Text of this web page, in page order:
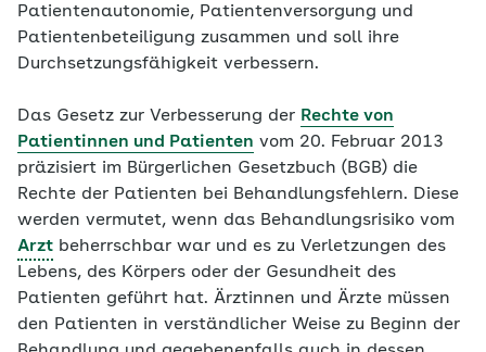
Patientenautonomie, Patientenversorgung und
Patientenbeteiligung zusammen und soll ihre
Durchsetzungsfähigkeit verbessern.
Das Gesetz zur Verbesserung der Rechte von
Patientinnen und Patienten vom 20. Februar 2013
präzisiert im Bürgerlichen Gesetzbuch (BGB) die
Rechte der Patienten bei Behandlungsfehlern. Diese
werden vermutet, wenn das Behandlungsrisiko vom
Arzt beherrschbar war und es zu Verletzungen des
Lebens, des Körpers oder der Gesundheit des
Patienten geführt hat. Ärztinnen und Ärzte müssen
den Patienten in verständlicher Weise zu Beginn der